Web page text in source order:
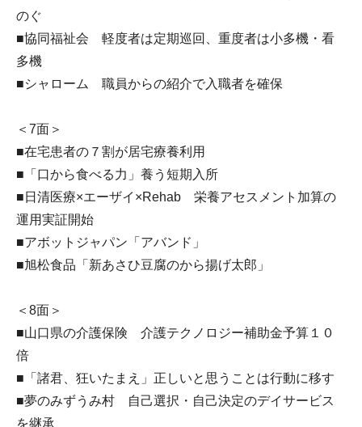
のぐ
■協同福祉会 軽度者は定期巡回、重度者は小多機・看
多機
■シャローム 職員からの紹介で入職者を確保
＜7面＞
■在宅患者の７割が居宅療養利用
■「口から食べる力」養う短期入所
■日清医療×エーザイ×Rehab 栄養アセスメント加算の
運用実証開始
■アボットジャパン「アバンド」
■旭松食品「新あさひ豆腐のから揚げ太郎」
＜8面＞
■山口県の介護保険 介護テクノロジー補助金予算１０
倍
■「諸君、狂いたまえ」正しいと思うことは行動に移す
■夢のみずうみ村 自己選択・自己決定のデイサービス
を継承